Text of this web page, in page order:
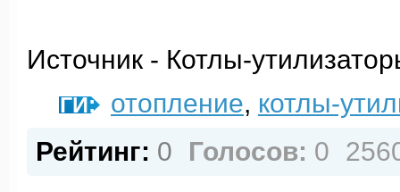
Источник - Котлы-
ТЕГИ: отопление, котлы-
Рейтинг: 0 Голосов: 0